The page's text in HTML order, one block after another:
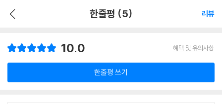
한줄평 (5) 리뷰
10.0 혜택 및 유의사항
한줄평 쓰기